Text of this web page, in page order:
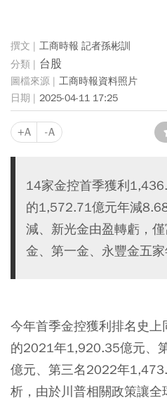
工商時報 記者孫彬訓
台股
工商時報資料照片
2025-04-11 17:25
+A -A
14家金控首季獲利
的1,572.71億元年減
減、新光金由盈轉虧，
金、第一金、永豐金五家
今年首季金控獲利排名史
的2021年1,920.35億元、
億元、第三名2022年
析，由於川普相關政策讓全